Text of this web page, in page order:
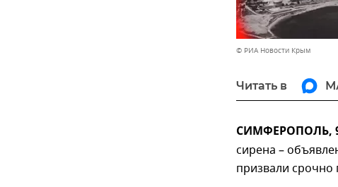
© РИА Новости Крым
Читать в
СИМФЕРОПОЛЬ,
сирена –
призвали срочно